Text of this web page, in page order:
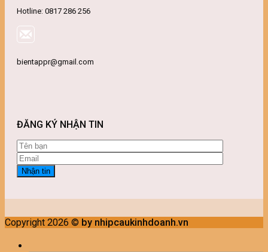
Hotline: 0817 286 256
bientappr@gmail.com
ĐĂNG KÝ NHẬN TIN
Copyright 2026 © by nhipcaukinhdoanh.vn